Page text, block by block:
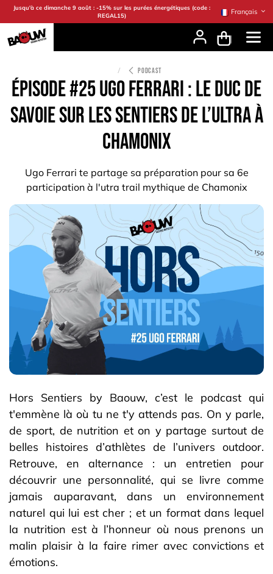
Se rendre au contenu
Jusqu'à ce dimanche 9 août : -15% sur les purées énergétiques (code :
REGAL15)
Français
PODCAST
Épisode #25 Ugo Ferrari : le Duc de
Savoie sur les sentiers de l’ultra à
Chamonix
Ugo Ferrari te partage sa préparation pour sa 6e
participation à l'utra trail mythique de Chamonix
Hors Sentiers by Baouw, c’est le podcast qui
t'emmène là où tu ne t'y attends pas. On y parle,
de sport, de nutrition et on y partage surtout de
belles histoires d’athlètes de l’univers outdoor.
Retrouve, en alternance : un entretien pour
découvrir une personnalité, qui se livre comme
jamais auparavant, dans un environnement
naturel qui lui est cher ; et un format dans lequel
la nutrition est à l’honneur où nous prenons un
malin plaisir à la faire rimer avec convictions et
émotions.